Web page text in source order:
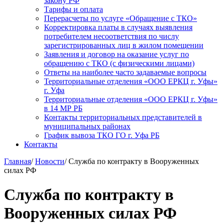
Тарифы и оплата
Перерасчеты по услуге «Обращение с ТКО»
Корректировка платы в случаях выявления
потребителем несоответствия по числу
зарегистрированных лиц в жилом помещении
Заявления и договор на оказание услуг по
обращению с ТКО (с физическими лицами)
Ответы на наиболее часто задаваемые вопросы
Территориальные отделения «ООО ЕРКЦ г. Уфы»
г. Уфа
Территориальные отделения «ООО ЕРКЦ г. Уфы»
в 14 МР РБ
Контакты территориальных представителей в
муниципальных районах
График вывоза ТКО ГО г. Уфа РБ
Контакты
Главная/ Новости/ Служба по контракту в Вооруженных
силах РФ
Служба по контракту в
Вооруженных силах РФ